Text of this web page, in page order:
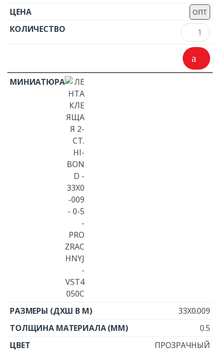
ОПТ
33X0.009
0.5
ПРОЗРАЧНЫЙ